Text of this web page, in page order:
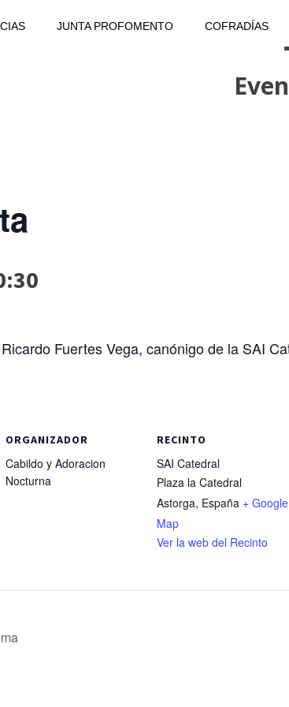
JUNTA PROFOMENTO COFRADÍAS
Fuertes Vega, canónigo de la SAI
ORGANIZADOR
Cabildo y Adoracion
Nocturna
RECINTO
SAI Catedral
Plaza la Catedral
Astorga, España + Google
Map
Ver la web del Recinto